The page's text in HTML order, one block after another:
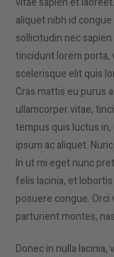
aliquet nibh id
sollicitudin nec
tincidunt lorem porta,
scelerisque elit quis
Cras mattis eu purus
ullamcorper vitae,
tempus quis luctus
ipsum ac aliquet.
In ut mi eget nunc
felis lacinia, et
posuere congue.
parturient montes,
Donec in nulla lacinia,